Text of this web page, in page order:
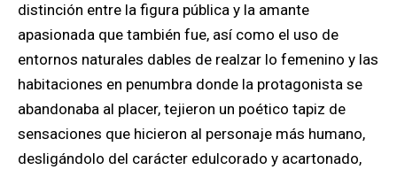
distinción entre la figura pública y la amante
apasionada que también fue, así como el uso de
entornos naturales dables de realzar lo femenino y las
habitaciones en penumbra donde la protagonista se
abandonaba al placer, tejieron un poético tapiz de
sensaciones que hicieron al personaje más humano,
desligándolo del carácter edulcorado y acartonado,